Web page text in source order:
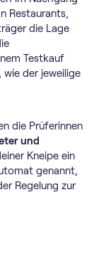
Restaurants,
die Lage
Testkauf
der jeweilige
die Prüferinnen
und
Kneipe ein
genannt,
Regelung zur